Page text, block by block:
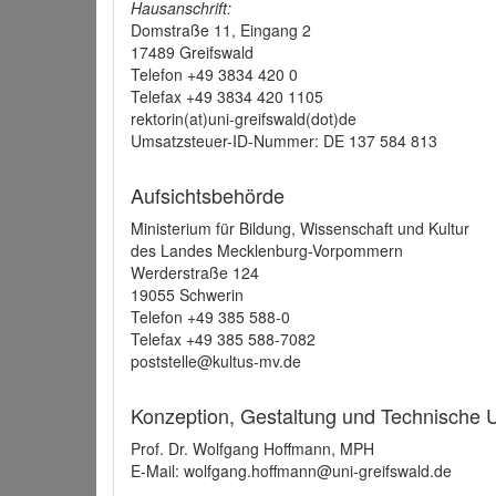
Hausanschrift:
Domstraße 11, Eingang 2
17489 Greifswald
Telefon +49 3834 420 0
Telefax +49 3834 420 1105
rektorin(at)uni-greifswald(dot)de
Umsatzsteuer-ID-Nummer: DE 137 584 813
Aufsichtsbehörde
Ministerium für Bildung, Wissenschaft und Kultur
des Landes Mecklenburg-Vorpommern
Werderstraße 124
19055 Schwerin
Telefon +49 385 588-0
Telefax +49 385 588-7082
poststelle@kultus-mv.de
Konzeption, Gestaltung und Technische
Prof. Dr. Wolfgang Hoffmann, MPH
E-Mail: wolfgang.hoffmann@uni-greifswald.de